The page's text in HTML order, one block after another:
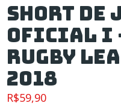
Short de
Oficial I
Rugby
2018
R$59,90